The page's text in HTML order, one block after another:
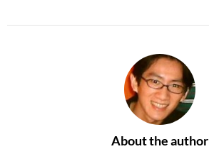
About the author